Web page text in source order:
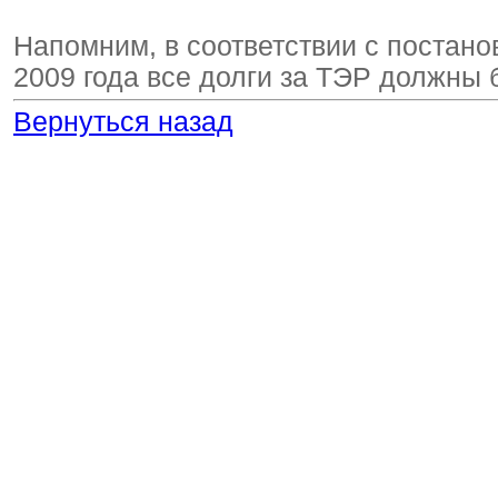
Напомним, в соответствии с
2009 года все долги за ТЭР
Вернуться назад